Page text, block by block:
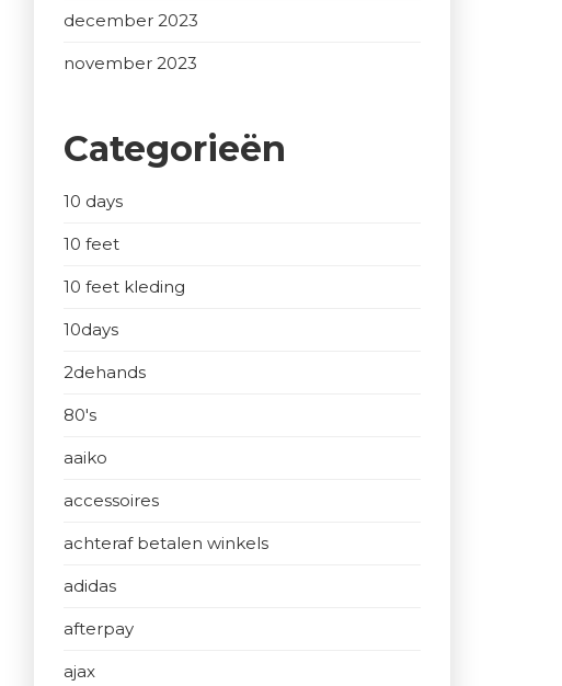
december 2023
november 2023
Categorieën
10 days
10 feet
10 feet kleding
10days
2dehands
80's
aaiko
accessoires
achteraf betalen winkels
adidas
afterpay
ajax